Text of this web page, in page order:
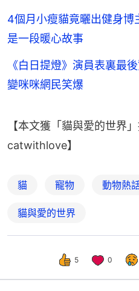
4個月小瘦貓竟曬出健身
是一段暖心故事
《白日提燈》演員表裏最
變咪咪網民笑爆
【本文獲「貓與愛的世界
catwithlove】
貓 寵物 動物熱
貓與愛的世界
5 0